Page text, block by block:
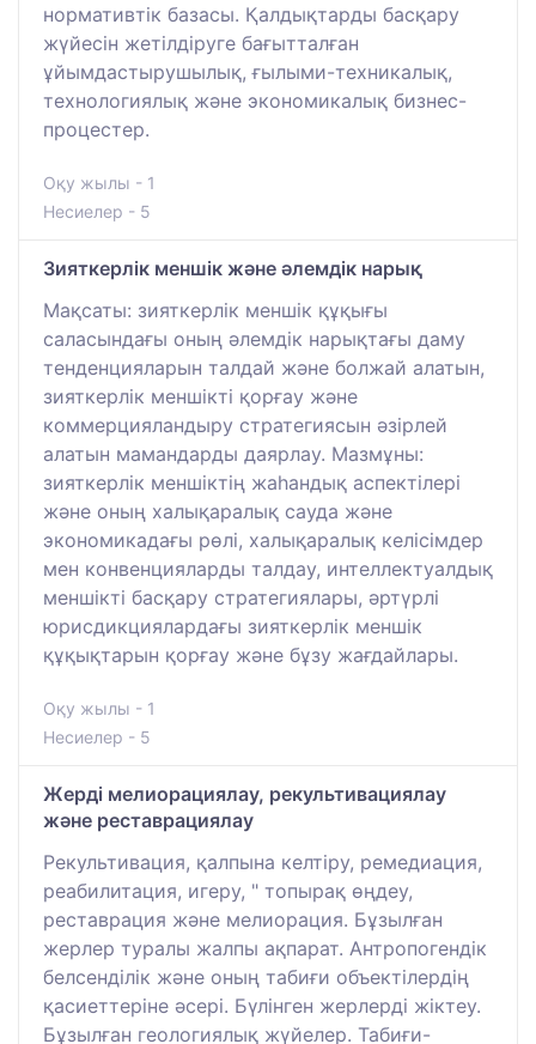
нормативтік базасы. Қалдықтарды басқару
жүйесін жетілдіруге бағытталған
ұйымдастырушылық, ғылыми-техникалық,
технологиялық және экономикалық бизнес-
процестер.
Оқу жылы - 1
Несиелер - 5
Зияткерлік меншік және әлемдік нарық
Мақсаты: зияткерлік меншік құқығы
саласындағы оның әлемдік нарықтағы даму
тенденцияларын талдай және болжай алатын,
зияткерлік меншікті қорғау және
коммерцияландыру стратегиясын әзірлей
алатын мамандарды даярлау. Мазмұны:
зияткерлік меншіктің жаһандық аспектілері
және оның халықаралық сауда және
экономикадағы рөлі, халықаралық келісімдер
мен конвенцияларды талдау, интеллектуалдық
меншікті басқару стратегиялары, әртүрлі
юрисдикциялардағы зияткерлік меншік
құқықтарын қорғау және бұзу жағдайлары.
Оқу жылы - 1
Несиелер - 5
Жерді мелиорациялау, рекультивациялау
және реставрациялау
Рекультивация, қалпына келтіру, ремедиация,
реабилитация, игеру, " топырақ өңдеу,
реставрация және мелиорация. Бұзылған
жерлер туралы жалпы ақпарат. Антропогендік
белсенділік және оның табиғи объектілердің
қасиеттеріне әсері. Бүлінген жерлерді жіктеу.
Бұзылған геологиялық жүйелер. Табиғи-